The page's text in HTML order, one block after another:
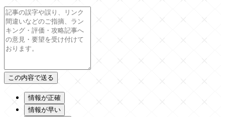
情報が正確
情報が早い